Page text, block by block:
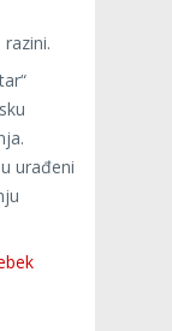
urađeni